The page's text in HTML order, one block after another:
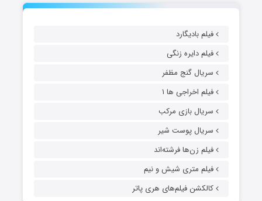
فیلم بادیگارد
فیلم دایره زنگی
سریال گنج مظفر
فیلم اخراجی ها ۱
سریال بازی مرکب
سریال پوست شیر
فیلم زن‌ها فرشته‌اند
فیلم متری شیش و نیم
کالکشن فیلم‌های هری پاتر